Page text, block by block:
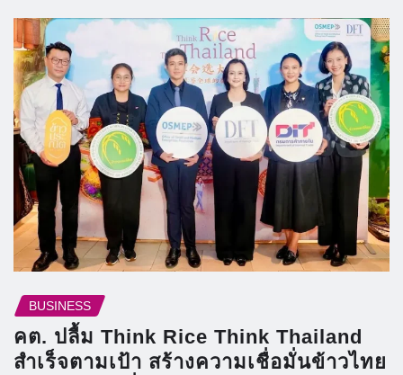
BUSINESS
คต. ปลื้ม Think Rice Think Thailand
สำเร็จตามเป้า สร้างความเชื่อมั่นข้าวไทย